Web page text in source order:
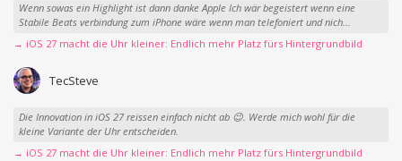
Wenn sowas ein Highlight ist dann danke Apple Ich wär begeistert wenn eine
Stabile Beats verbindung zum iPhone wäre wenn man telefoniert und nich...
→ iOS 27 macht die Uhr kleiner: Endlich mehr Platz fürs Hintergrundbild
TecSteve
Die Innovation in iOS 27 reissen einfach nicht ab 😉. Werde mich wohl für die
kleine Variante der Uhr entscheiden.
→ iOS 27 macht die Uhr kleiner: Endlich mehr Platz fürs Hintergrundbild